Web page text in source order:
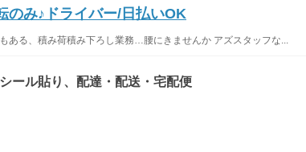
のみ♪ドライバー/日払いOK
ある、積み荷積み下ろし業務…腰にきませんか アズスタッフな...
ール貼り、配達・配送・宅配便